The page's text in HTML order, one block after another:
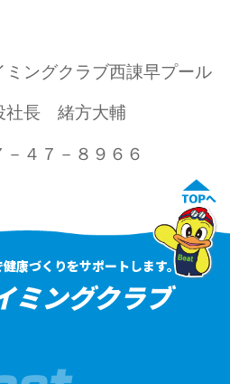
ミングクラブ西諌早プール
社長 緒方大輔
４７－８９６６
康づくりをサポートします。
ミングクラブ